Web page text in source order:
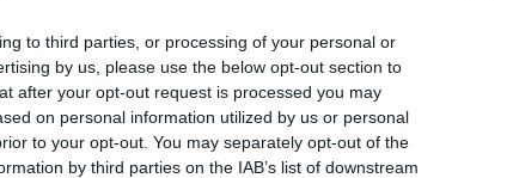
to third parties, or processing of your personal or
by us, please use the below opt-out section to
after your opt-out request is processed you may
on personal information utilized by us or personal
to your opt-out. You may separately opt-out of the
by third parties on the IAB’s list of downstream